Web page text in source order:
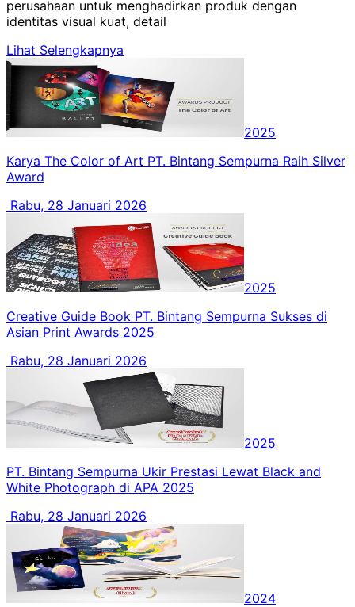
perusahaan untuk menghadirkan produk dengan
identitas visual kuat, detail
Lihat Selengkapnya
2025
Karya The Color of Art PT. Bintang Sempurna Raih Silver
Award
Rabu, 28 Januari 2026
2025
Creative Guide Book PT. Bintang Sempurna Sukses di
Asian Print Awards 2025
Rabu, 28 Januari 2026
2025
PT. Bintang Sempurna Ukir Prestasi Lewat Black and
White Photograph di APA 2025
Rabu, 28 Januari 2026
2024